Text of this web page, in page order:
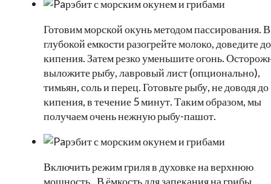
Готовим морской окунь методом пассирования. В
глубокой емкости разогрейте молоко, доведите до
кипения. Затем резко уменьшите огонь.
выложите рыбу, лавровый лист (опционально),
тимьян, соль и перец. Готовьте рыбу, не доводя до
кипения, в течение 5 минут. Таким образом, мы
получаем очень нежную рыбу-пашот.
Включить режим гриля в духовке на верхнюю
мощность.. В ёмкость для запекания на грибы